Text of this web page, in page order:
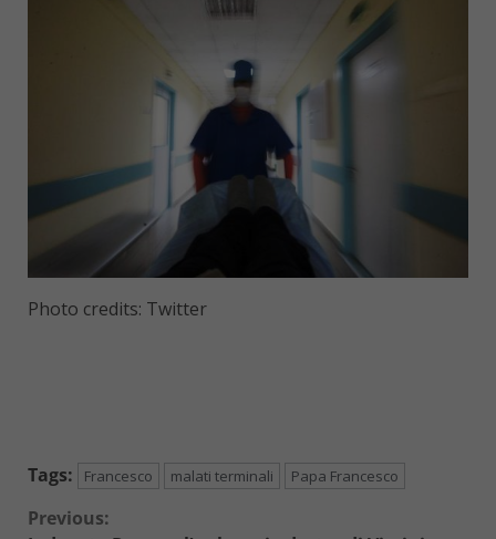
Photo credits: Twitter
Tags: Francesco malati terminali Papa Francesco
Continue
Previous: